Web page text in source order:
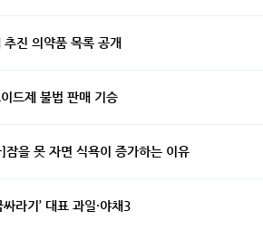
진 의약품 목록 공개
드제 불법 판매 기승
잠을 못 자면 식욕이 증가하는 이유
라기’ 대표 과일·야채3